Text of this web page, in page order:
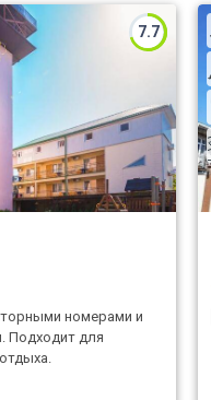
7.7
номерами и
Подходит для